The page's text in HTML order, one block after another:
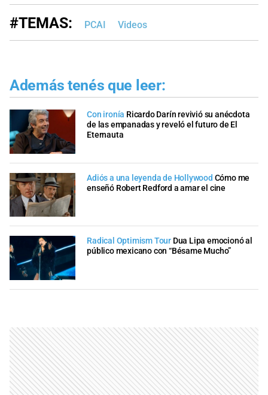
#TEMAS: PCAI Videos
Además tenés que leer:
Con ironía Ricardo Darín revivió su anécdota
de las empanadas y reveló el futuro de El
Eternauta
Adiós a una leyenda de Hollywood Cómo me
enseñó Robert Redford a amar el cine
Radical Optimism Tour Dua Lipa emocionó al
público mexicano con “Bésame Mucho”